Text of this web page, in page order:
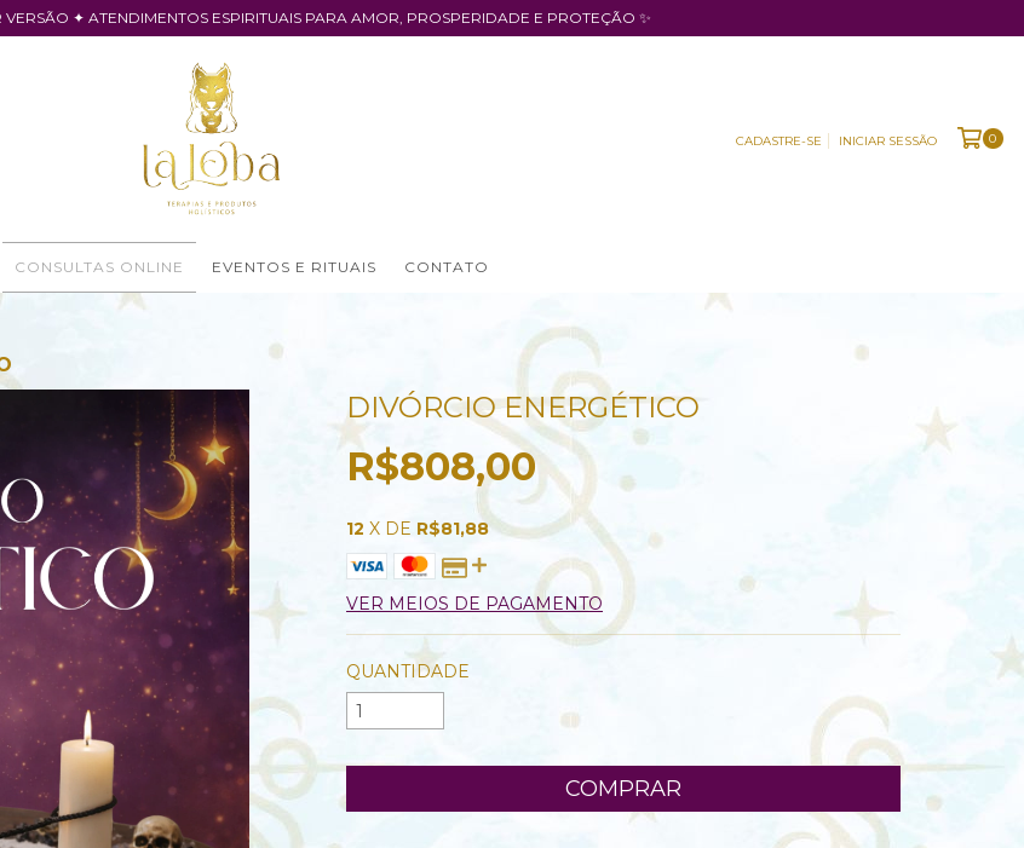
VERSÃO ✦ ATENDIMENTOS ESPIRITUAIS PARA AMOR, PROSPERIDADE E PROTEÇÃO ✨
CADASTRE-SE INICIAR SESSÃO 0
CONSULTAS ONLINE EVENTOS E RITUAIS CONTATO
DIVÓRCIO ENERGÉTICO
R$808,00
12 X DE R$81,88
VER MEIOS DE PAGAMENTO
QUANTIDADE